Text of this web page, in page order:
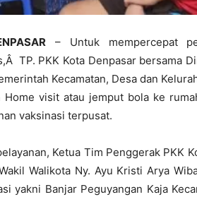
– Untuk mempercepat
TP. PKK Kota Denpasar bersama
Kecamatan, Desa dan
Home visit atau jemput bola ke
vaksinasi terpusat.
Ketua Tim Penggerak PKK
Walikota Ny. Ayu Kristi Arya
yakni Banjar Peguyangan Kaja